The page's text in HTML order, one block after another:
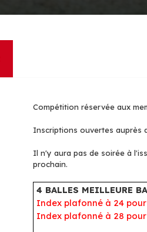
Compétition réservée aux
Inscriptions ouvertes auprès
Il n'y aura pas de soirée à
prochain.
4 BALLES MEILLEURE
Index plafonné à 24 pour
Index plafonné à 28